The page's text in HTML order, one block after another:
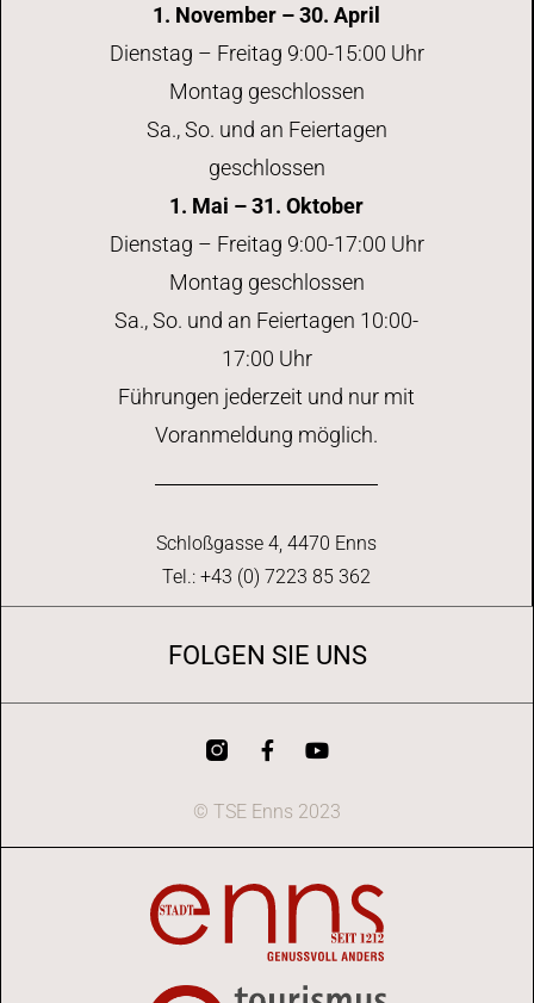
1. November – 30. April
Dienstag – Freitag 9:00-15:00 Uhr
Montag geschlossen
Sa., So. und an Feiertagen
geschlossen
1. Mai – 31. Oktober
Dienstag – Freitag 9:00-17:00 Uhr
Montag geschlossen
Sa., So. und an Feiertagen 10:00-
17:00 Uhr
Führungen jederzeit und nur mit
Voranmeldung möglich.
Schloßgasse 4, 4470 Enns
Tel.: +43 (0) 7223 85 362
FOLGEN SIE UNS
© TSE Enns 2023